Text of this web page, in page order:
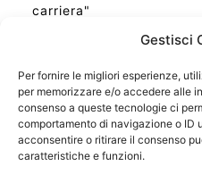
Gestisci
Per fornire le migliori esperienze,
per memorizzare e/o accedere alle
consenso a queste tecnologie ci
comportamento di navigazione o ID
acconsentire o ritirare il consenso
caratteristiche e funzioni.
carriera"
Ora Esatta in Italia in
Ti Senti Strano
la Risonanza di
Come Sapere Se Stai